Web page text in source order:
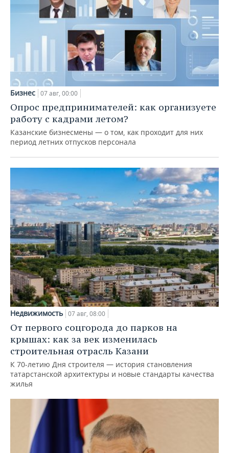
Бизнес 07 авг, 00:00
Опрос предпринимателей: как организуете
работу с кадрами летом?
Казанские бизнесмены — о том, как проходит для них
период летних отпусков персонала
Недвижимость 07 авг, 08:00
От первого соцгорода до парков на
крышах: как за век изменилась
строительная отрасль Казани
К 70-летию Дня строителя — история становления
татарстанской архитектуры и новые стандарты качества
жилья